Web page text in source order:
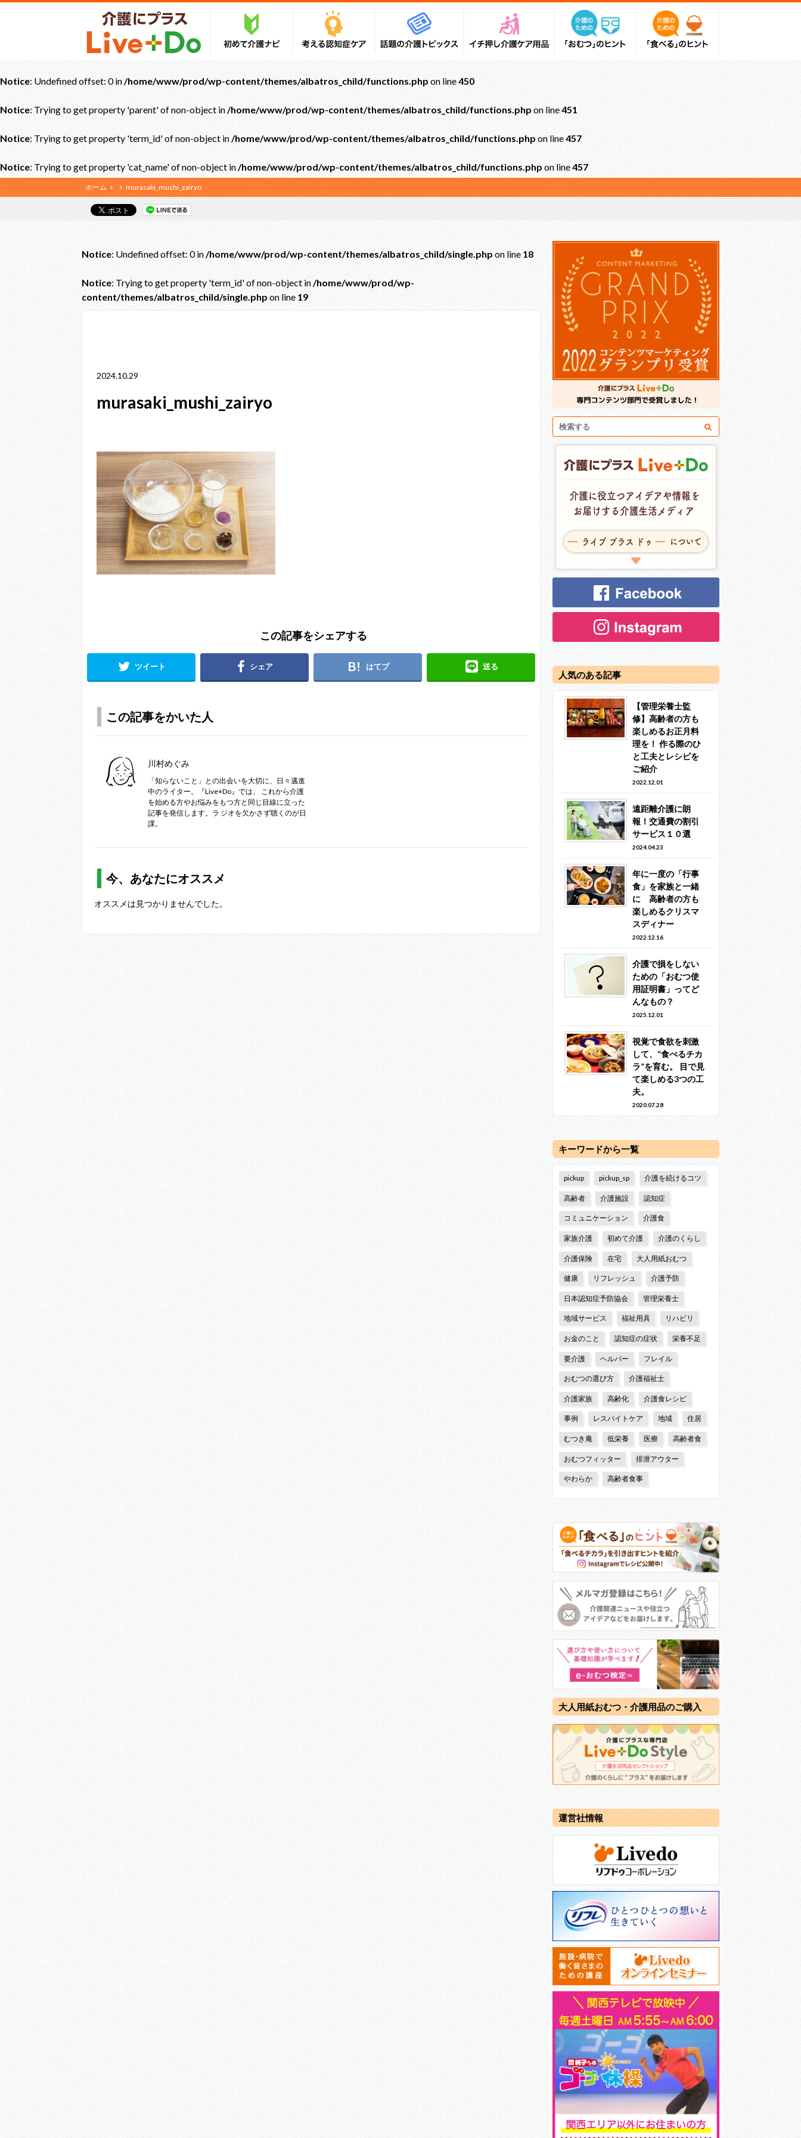
Notice: Undefined offset: 0 in/home/www/prod/wp-content/themes/albatros_child/functions.php on line450
Notice: Trying to get property 'parent' of non-object in/home/www/prod/wp-content/themes/albatros_child/functions.php on line451
Notice: Trying to get property 'term_id' of non-object in/home/www/prod/wp-content/themes/albatros_child/functions.php on line457
Notice: Trying to get property 'cat_name' of non-object in/home/www/prod/wp-content/themes/albatros_child/functions.php on line457
ホーム murasaki_mushi_zairyo
Notice: Undefined offset: 0 in/home/www/prod/wp-content/themes/albatros_child/single.php on line 18
Notice: Trying to get property 'term_id' of non-object in/home/www/prod/wp-
content/themes/albatros_child/single.php on line 19
2024.10.29
murasaki_mushi_zairyo
この記事をシェアする
ツイート シェア はてブ 送る
この記事をかいた人
川村めぐみ
「知らないこと」との出会いを大切に、日々邁進
中のライター。『Live+Do』では、 これから介護
を始める方やお悩みをもつ方と同じ目線に立った
記事を発信します。ラ ジオを欠かさず聴くのが日
課。
今、あなたにオススメ
オススメは見つかりませんでした。
人気のある記事
【管理栄養士監
修】高齢者の方も
楽しめるお正月料
理を！ 作る際のひ
と工夫とレシピを
ご紹介
2022.12.01
遠距離介護に朗
報！交通費の割引
サービス１０選
2024.04.23
年に一度の「行事
食」を家族と一緒
に 高齢者の方も
楽しめるクリスマ
スディナー
2022.12.16
介護で損をしない
ための「おむつ使
用証明書」ってど
んなもの？
2025.12.01
視覚で食欲を刺激
して、“食べるチカ
ラ”を育む。 目で見
て楽しめる3つの工
夫。
2020.07.28
キーワードから一覧
pickup pickup_sp 介護を続けるコツ
高齢者 介護施設 認知症
コミュニケーション 介護食
家族介護 初めて介護 介護のくらし
介護保険 在宅 大人用紙おむつ
健康 リフレッシュ 介護予防
日本認知症予防協会 管理栄養士
地域サービス 福祉用具 リハビリ
お金のこと 認知症の症状 栄養不足
要介護 ヘルパー フレイル
おむつの選び方 介護福祉士
介護家族 高齢化 介護食レシピ
事例 レスパイトケア 地域 住居
むつき庵 低栄養 医療 高齢者食
おむつフィッター 排泄アウター
やわらか 高齢者食事
大人用紙おむつ・介護用品のご購入
運営社情報